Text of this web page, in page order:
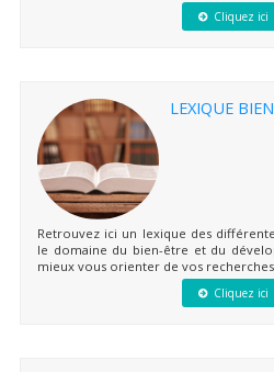
Cliquez ici
LEXIQUE
Retrouvez ici un lexique des
le domaine du bien-être et du
mieux vous orienter de vos
Cliquez ici